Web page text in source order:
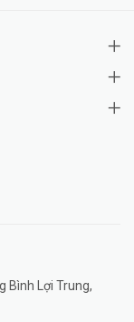
Bình Lợi Trung,